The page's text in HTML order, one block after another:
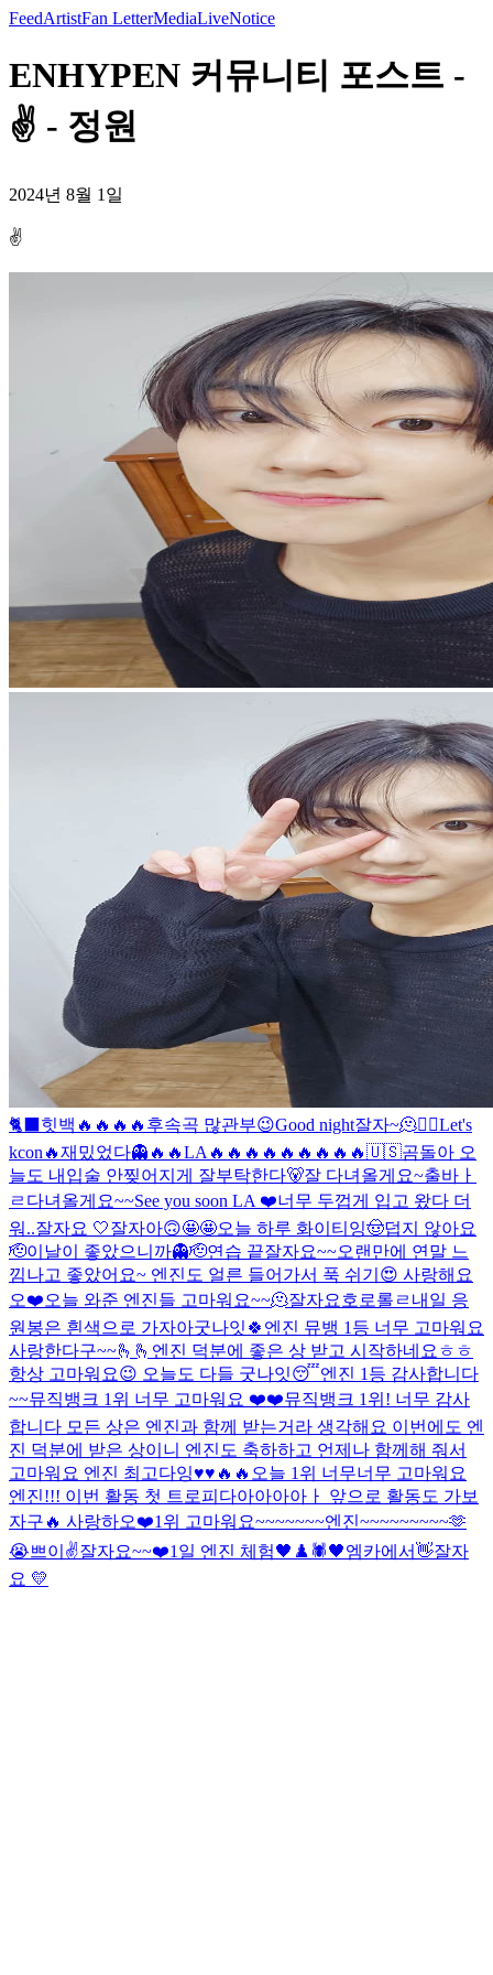
FeedArtistFan LetterMediaLiveNotice
ENHYPEN 커뮤니티 포스트 -
✌️ - 정원
2024년 8월 1일
✌️
🐈‍⬛ 힛백🔥🔥🔥🔥 후속곡 많관부😉Good night잘자~🫠❤️‍🔥Let's
kcon🔥재밌었다👻 🔥🔥LA🔥🔥🔥🔥🔥🔥🔥🔥🔥🇺🇸곰돌아 오
늘도 내입술 안찢어지게 잘부탁한다🐻잘 다녀올게요~출바ㅏ
ㄹ 다녀올게요~~See you soon LA ❤️너무 두껍게 입고 왔다 더
워..잘자요 🤍잘자아🙃🤩🤩오늘 하루 화이티잉🤠덥지 않아요
🫡이날이 좋았으니까👻🫡연습 끝잘자요~~오랜만에 연말 느
낌나고 좋았어요~ 엔진도 얼른 들어가서 푹 쉬기😍 사랑해요
오❤️오늘 와준 엔진들 고마워요~~🫠잘자요호로롤ㄹ 내일 응
원봉은 흰색으로 가자아굿나잇🍀 엔진 뮤뱅 1등 너무 고마워요
사랑한다구~~🫰🫰 엔진 덕분에 좋은 상 받고 시작하네요ㅎㅎ
항상 고마워요😉 오늘도 다들 굿나잇😴엔진 1등 감사합니다
~~뮤직뱅크 1위 너무 고마워요 ❤️❤️뮤직뱅크 1위! 너무 감사
합니다 모든 상은 엔진과 함께 받는거라 생각해요 이번에도 엔
진 덕분에 받은 상이니 엔진도 축하하고 언제나 함께해 줘서
고마워요 엔진 최고다잉♥️♥️🔥🔥 오늘 1위 너무너무 고마워요
엔진!!! 이번 활동 첫 트로피다아아아아ㅏ 앞으로 활동도 가보
자구🔥 사랑하오❤️1위 고마워요~~~~~~~엔진~~~~~~~~~🫶
😭쁘이✌️잘자요~~❤️1일 엔진 체험🖤♟️🕷🖤엠카에서👋잘자
요 💛